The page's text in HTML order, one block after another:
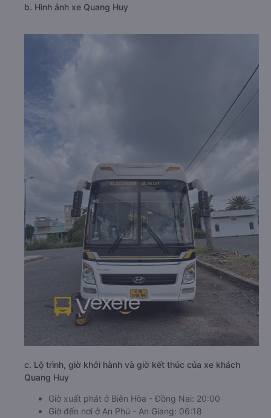
b. Hình ảnh xe Quang Huy
c. Lộ trình, giờ khởi hành và giờ kết thúc của xe khách
Quang Huy
Giờ xuất phát ở Biên Hòa - Đồng Nai: 20:00
Giờ đến nơi ở An Phú - An Giang: 06:18